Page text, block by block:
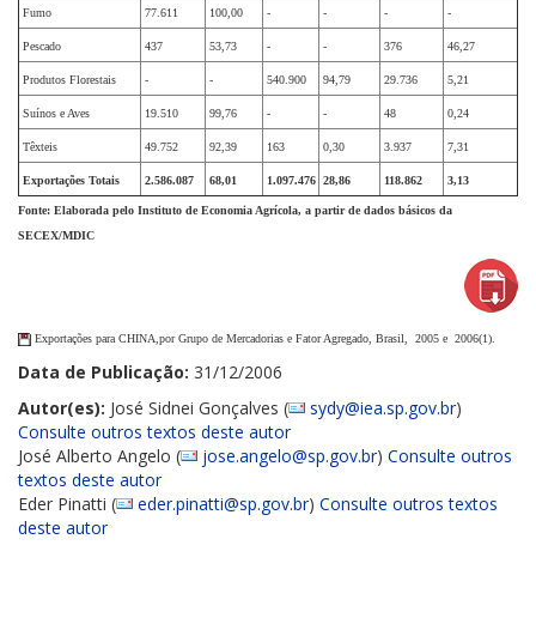
Fumo 77.611 100,00 - - - -
Pescado 437 53,73 - - 376 46,27
Produtos Florestais - - 540.900 94,79 29.736 5,21
Suínos e Aves 19.510 99,76 - - 48 0,24
Têxteis 49.752 92,39 163 0,30 3.937 7,31
Exportações Totais 2.586.087 68,01 1.097.476 28,86 118.862 3,13
Fonte: Elaborada pelo Instituto de Economia Agrícola, a partir de dados básicos da
SECEX/MDIC
Exportações para CHINA,por Grupo de Mercadorias e Fator Agregado, Brasil, 2005 e 2006(1).
Data de Publicação: 31/12/2006
Autor(es): José Sidnei Gonçalves ( sydy@iea.sp.gov.br)
Consulte outros textos deste autor
José Alberto Angelo (
jose.angelo@sp.gov.br) Consulte outros
textos deste autor
Eder Pinatti (
eder.pinatti@sp.gov.br) Consulte outros textos
deste autor